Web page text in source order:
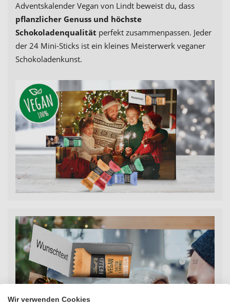
Adventskalender Vegan von Lindt beweist du, dass
pflanzlicher Genuss und höchste
Schokoladenqualität perfekt zusammenpassen. Jeder
der 24 Mini-Sticks ist ein kleines Meisterwerk veganer
Schokoladenkunst.
Wir verwenden Cookies